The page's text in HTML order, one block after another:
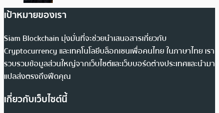
เป้าหมายของเรา
Siam Blockchain มุ่งมั่นที่จะช่วยนำเสนอสารเกี่ยวกับ
Cryptocurrency และเทคโนโลยีบล็อกเชนเพื่อคนไทย ในภาษาไทย เรา
รวบรวมข้อมูลส่วนใหญ่จากเว็บไซต์และเว็บบอร์ดต่างประเทศและนำมา
แปลส่งตรงถึงฟีดคุณ
เกี่ยวกับเว็บไซต์นี้